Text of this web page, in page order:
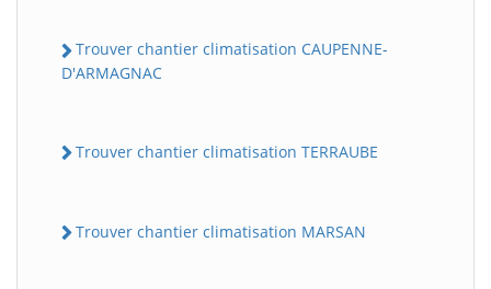
Trouver chantier climatisation CAUPENNE-
D'ARMAGNAC
Trouver chantier climatisation TERRAUBE
Trouver chantier climatisation MARSAN